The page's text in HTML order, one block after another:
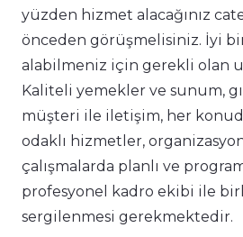
yüzden hizmet alacağınız
önceden görüşmelisiniz. İyi
alabilmeniz için gerekli olan
Kaliteli yemekler ve sunum,
müşteri ile iletişim, her
odaklı hizmetler,
çalışmalarda planlı ve
profesyonel kadro ekibi ile
sergilenmesi gerekmektedir.